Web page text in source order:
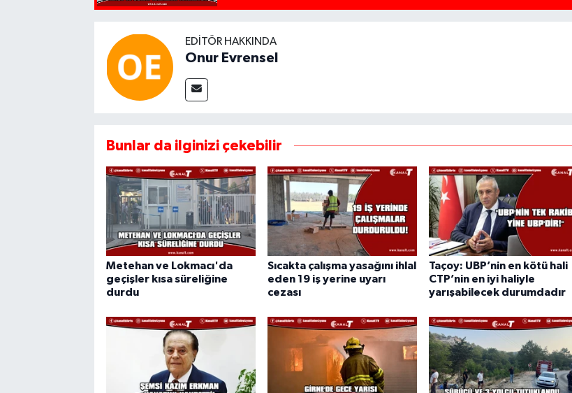
EDITÖR HAKKINDA
Onur Evrensel
Bunlar da ilginizi çekebilir
Metehan ve Lokmacı'da
geçişler kısa süreliğine
durdu
Sıcakta çalışma yasağını ihlal
eden 19 iş yerine uyarı
cezası
Taçoy: UBP’nin en kötü hali
CTP’nin en iyi haliyle
yarışabilecek durumdadır